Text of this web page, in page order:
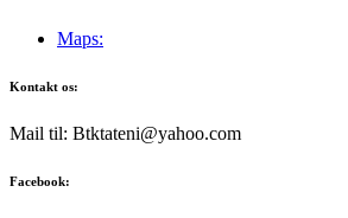
Maps:
Kontakt os:
Mail til: Btktateni@yahoo.com
Facebook: